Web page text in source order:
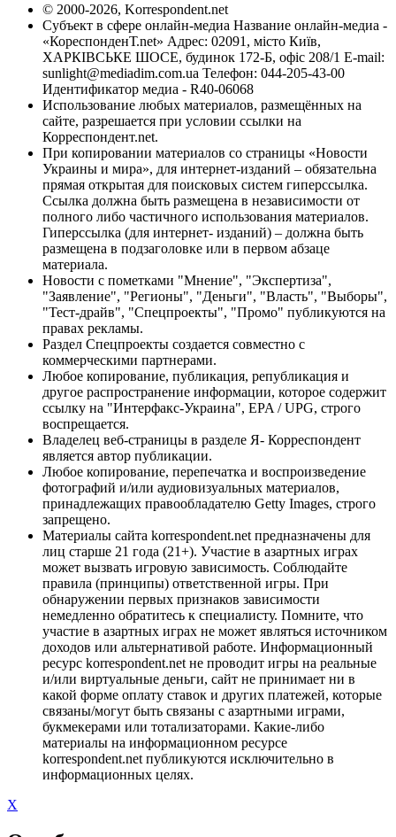
© 2000-2026, Korrespondent.net
Субъект в сфере онлайн-медиа Название онлайн-медиа -
«КореспонденТ.net» Адрес: 02091, місто Київ,
ХАРКІВСЬКЕ ШОСЕ, будинок 172-Б, офіс 208/1 E-mail:
sunlight@mediadim.com.ua Телефон: 044-205-43-00
Идентификатор медиа - R40-06068
Использование любых материалов, размещённых на
сайте, разрешается при условии ссылки на
Корреспондент.net.
При копировании материалов со страницы «Новости
Украины и мира», для интернет-изданий – обязательна
прямая открытая для поисковых систем гиперссылка.
Ссылка должна быть размещена в независимости от
полного либо частичного использования материалов.
Гиперссылка (для интернет- изданий) – должна быть
размещена в подзаголовке или в первом абзаце
материала.
Новости с пометками "Мнение", "Экспертиза",
"Заявление", "Регионы", "Деньги", "Власть", "Выборы",
"Тест-драйв", "Спецпроекты", "Промо" публикуются на
правах рекламы.
Раздел Спецпроекты создается совместно с
коммерческими партнерами.
Любое копирование, публикация, републикация и
другое распространение информации, которое содержит
ссылку на "Интерфакс-Украина", EPA / UPG, строго
воспрещается.
Владелец веб-страницы в разделе Я- Корреспондент
является автор публикации.
Любое копирование, перепечатка и воспроизведение
фотографий и/или аудиовизуальных материалов,
принадлежащих правообладателю Getty Images, строго
запрещено.
Материалы сайта korrespondent.net предназначены для
лиц старше 21 года (21+). Участие в азартных играх
может вызвать игровую зависимость. Соблюдайте
правила (принципы) ответственной игры. При
обнаружении первых признаков зависимости
немедленно обратитесь к специалисту. Помните, что
участие в азартных играх не может являться источником
доходов или альтернативой работе. Информационный
ресурс korrespondent.net не проводит игры на реальные
и/или виртуальные деньги, сайт не принимает ни в
какой форме оплату ставок и других платежей, которые
связаны/могут быть связаны с азартными играми,
букмекерами или тотализаторами. Какие-либо
материалы на информационном ресурсе
korrespondent.net публикуются исключительно в
информационных целях.
X